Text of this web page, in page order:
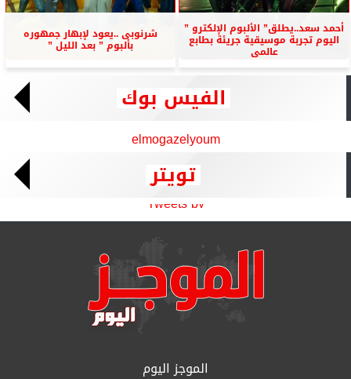
أحمد سعد..يطلق” الألبوم الإلكترو ”
اليوم تجربة موسيقية جريئة بطابع
عالمى
شرنوبى ..يعود لإبهار جمهوره
بألبوم ” بعد الليل ”
الفيس بوك
elmogazelyoum
تويتر
Tweets by
الموجز اليوم